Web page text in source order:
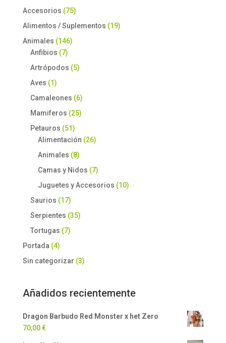
Accesorios (75)
Alimentos / Suplementos (19)
Animales (146)
Anfibios (7)
Artrópodos (5)
Aves (1)
Camaleones (6)
Mamiferos (25)
Petauros (51)
Alimentación (26)
Animales (8)
Camas y Nidos (7)
Juguetes y Accesorios (10)
Saurios (17)
Serpientes (35)
Tortugas (7)
Portada (4)
Sin categorizar (3)
Añadidos recientemente
Dragon Barbudo Red Monster x het Zero
70,00€